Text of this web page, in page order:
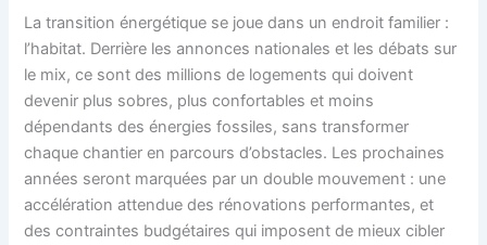
La transition énergétique se joue dans un endroit familier :
l’habitat. Derrière les annonces nationales et les débats sur
le mix, ce sont des millions de logements qui doivent
devenir plus sobres, plus confortables et moins
dépendants des énergies fossiles, sans transformer
chaque chantier en parcours d’obstacles. Les prochaines
années seront marquées par un double mouvement : une
accélération attendue des rénovations performantes, et
des contraintes budgétaires qui imposent de mieux cibler